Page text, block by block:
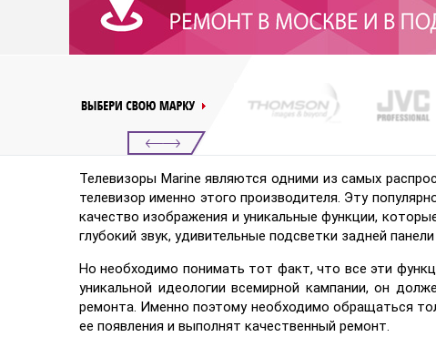
Телевизоры Marine являются одними из самых
телевизор именно этого производителя. Эту
качество изображения и уникальные функции,
глубокий звук, удивительные подсветки задней
Но необходимо понимать тот факт, что все эти
уникальной идеологии всемирной кампании, он
ремонта. Именно поэтому необходимо обращаться
ее появления и выполнят качественный ремонт.